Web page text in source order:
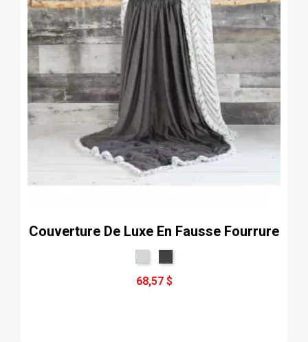
Couverture De Luxe En Fausse Fourrure
68,57 $